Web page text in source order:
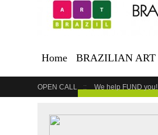
Home BRAZILIAN ART
OPEN CALL We help FUND you!